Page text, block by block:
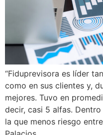
“Fiduprevisora es líder
como en sus clientes y,
mejores. Tuvo en
decir, casi 5 alfas.
la que menos riesgo